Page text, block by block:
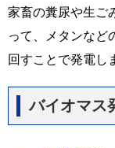
家畜の糞尿や生ご
って、メタンなど
回すことで発電し
バイオマス